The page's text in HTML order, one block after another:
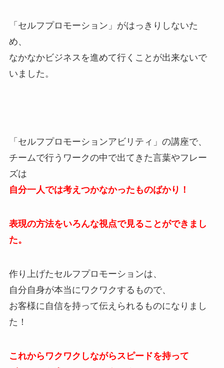
「セルフプロモーション」がはっきりしないた
め、
なかなかビジネスを進めて行くことが出来ないで
いました。
「セルフプロモーションアビリティ」の講座で、
チームで行うワークの中で出てきた言葉やフレー
ズは
自分一人では考えつかなかったものばかり！
表現の方法をいろんな視点で見ることができまし
た。
作り上げたセルフプロモーションは、
自分自身が本当にワクワクするもので、
お客様に自信を持って伝えられるものになりまし
た！
これからワクワクしながらスピードを持って